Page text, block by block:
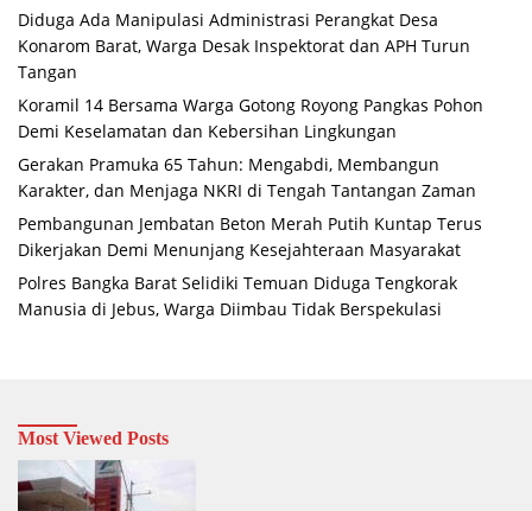
Diduga Ada Manipulasi Administrasi Perangkat Desa
Konarom Barat, Warga Desak Inspektorat dan APH Turun
Tangan
Koramil 14 Bersama Warga Gotong Royong Pangkas Pohon
Demi Keselamatan dan Kebersihan Lingkungan
Gerakan Pramuka 65 Tahun: Mengabdi, Membangun
Karakter, dan Menjaga NKRI di Tengah Tantangan Zaman
Pembangunan Jembatan Beton Merah Putih Kuntap Terus
Dikerjakan Demi Menunjang Kesejahteraan Masyarakat
Polres Bangka Barat Selidiki Temuan Diduga Tengkorak
Manusia di Jebus, Warga Diimbau Tidak Berspekulasi
Most Viewed Posts